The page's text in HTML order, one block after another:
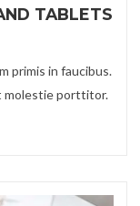
TABLETS
primis in faucibus.
molestie porttitor.